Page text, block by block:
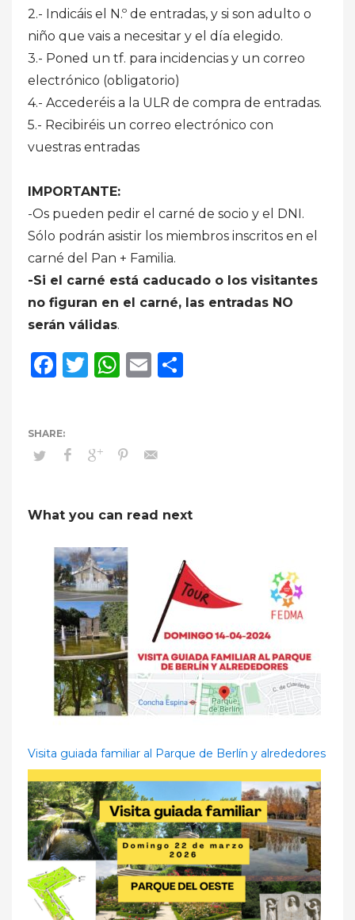
2.- Indicáis el N.º de entradas, y si son adulto o
niño que vais a necesitar y el día elegido.
3.- Poned un tf. para incidencias y un correo
electrónico (obligatorio)
4.- Accederéis a la ULR de compra de entradas.
5.- Recibiréis un correo electrónico con
vuestras entradas
IMPORTANTE:
-Os pueden pedir el carné de socio y el DNI.
Sólo podrán asistir los miembros inscritos en el
carné del Pan + Familia.
-Si el carné está caducado o los visitantes
no figuran en el carné, las entradas NO
serán válidas.
Facebook
Twitter
WhatsApp
Email
What you can read next
Visita guiada familiar al Parque de Berlín y alrededores